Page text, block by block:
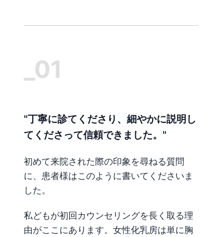
_01
"丁寧に診てくださり、細やかに説明し
てくださって信頼できました。"
初めて来院された際の印象を尋ねる質問
に、患者様はこのように書いてくださいま
した。
私どもが初回カウンセリングを長く取る理
由がここにあります。女性化乳房は単に胸